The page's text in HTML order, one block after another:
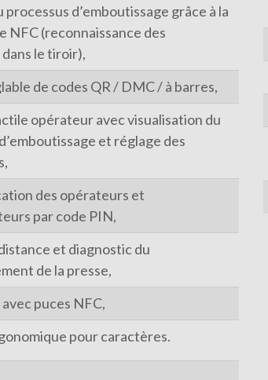
d’emboutissage grâce à la
NFC (reconnaissance des
le tiroir),
de codes QR / DMC / à barres,
opérateur avec visualisation du
et réglage des
des opérateurs et
par code PIN,
et diagnostic du
de la presse,
puces NFC,
pour caractères.